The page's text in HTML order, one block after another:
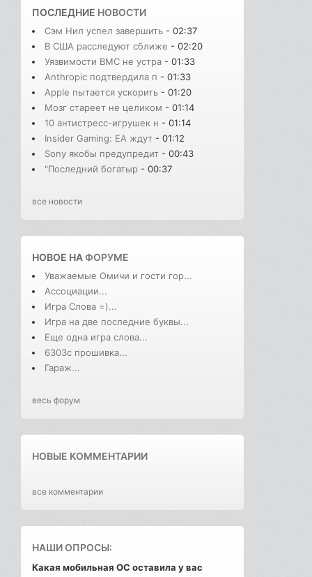
ПОСЛЕДНИЕ НОВОСТИ
Сэм Нил успел завершить - 02:37
В США расследуют сближе - 02:20
Уязвимости BMC не устра - 01:33
Anthropic подтвердила п - 01:33
Apple пытается ускорить - 01:20
Мозг стареет не целиком - 01:14
10 антистресс-игрушек н - 01:14
Insider Gaming: EA ждут - 01:12
Sony якобы предупредит - 00:43
"Последний богатыр - 00:37
все новости
НОВОЕ НАФОРУМЕ
Уважаемые Омичи и гости гор...
Ассоциации...
Игра Слова =)...
Игра на две последние буквы...
Еще одна игра слова...
6303с прошивка...
Гараж...
весь форум
НОВЫЕ КОММЕНТАРИИ
все комментарии
НАШИ ОПРОСЫ:
Какая мобильная ОС оставила у вас